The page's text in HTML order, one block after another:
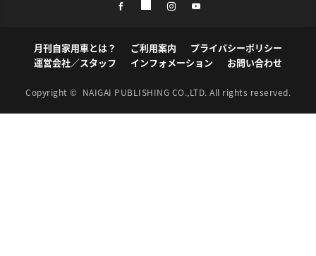
月刊自家用車とは？ ご利用案内
プライバシーポリシー
運営会社／スタッフ
インフォメーション お問い合わせ
Copyright © NAIGAI PUBLISHING CO.,LTD. All rights reserved.